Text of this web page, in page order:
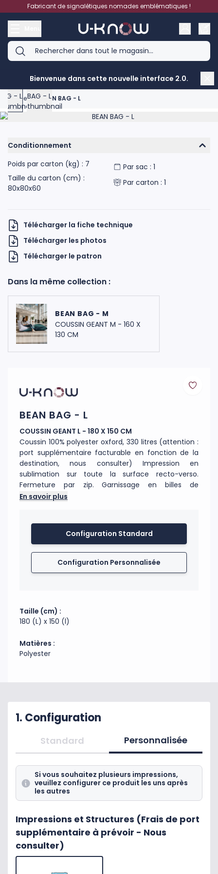
Aller au contenuFabricant de signalétiques nomades emblématiques !
UKNOW
Bienvenue dans cette nouvelle interface 2.0.
Accueil > BEAN BAG - L
Product image gallery - scroll to see more images
Conditionnement
Poids par carton (kg) : 7
Taille du carton (cm) :
80x80x60
Par sac : 1
Par carton : 1
Télécharger la fiche technique
Télécharger les photos
Télécharger le patron
Dans la même collection :
BEAN BAG - M
COUSSIN GEANT M - 160 X
130 CM
BEAN BAG - L
COUSSIN GEANT L - 180 X 150 CM
Coussin 100% polyester oxford, 330 litres (attention :
port supplémentaire facturable en fonction de la
destination, nous consulter) Impression en
sublimation sur toute la surface recto-verso.
Fermeture par zip. Garnissage en billes de
polystyrène Made in Fance, billes anti-feu norme B1.
appliquées. Nous consulter avant passage de la
Code douanier : 49119900
Fabrication : Chine
En savoir plus
Configuration Standard
Configuration Personnalisée
Taille (cm) :
180 (L) x 150 (l)
Matières :
Polyester
1. Configuration
Standard Personnalisée
Si vous souhaitez plusieurs impressions,
veuillez configurer ce produit les uns après
les autres
Impressions et Structures (Frais de port
supplémentaire à prévoir - Nous
consulter)